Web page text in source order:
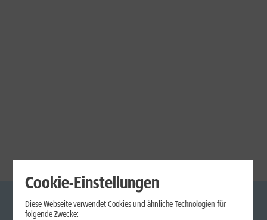
Glasfaser Internet Handys
Mobilfunk-
Laptops
Cookie-Einstellungen
Diese Webseite verwendet Cookies und ähnliche Technologien für
folgende Zwecke: